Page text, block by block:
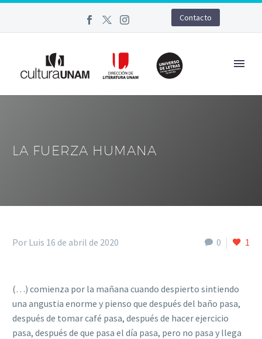
Contacto
LA FUERZA HUMANA
0 1
Por Luis 16 de abril de 2020
(…) comienza por la mañana cuando despierto sintiendo
una angustia enorme y pienso que después del baño pasa,
después de tomar café pasa, después de hacer ejercicio
pasa, después de que pasa el día pasa, pero no pasa y llega